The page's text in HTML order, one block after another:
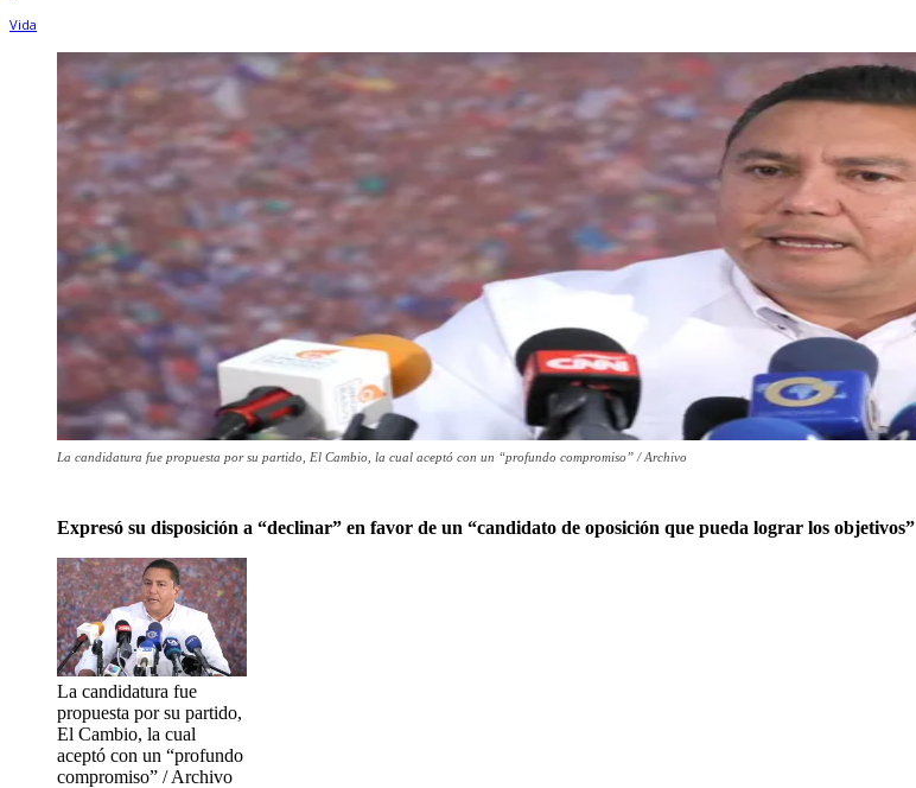
La candidatura fue propuesta por su partido, El Cambio, la cual aceptó con un “profundo compromiso” / Archivo
Expresó su disposición a “declinar” en favor de un “candidato de oposición que pueda lograr los objetivos”
La candidatura fue
propuesta por su partido,
El Cambio, la cual
aceptó con un “profundo
compromiso” / Archivo